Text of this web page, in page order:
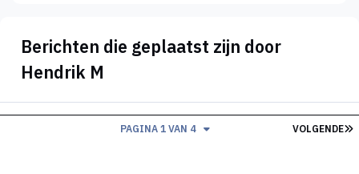
Berichten die geplaatst zijn door
Hendrik M
VOLGENDE
PAGINA 1 VAN 4